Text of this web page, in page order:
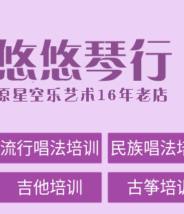
流行唱法培训 民族唱法
吉他培训 古筝培